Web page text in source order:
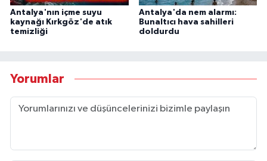
Antalya'nın içme suyu
kaynağı Kırkgöz'de atık
temizliği
Antalya'da nem alarmı:
Bunaltıcı hava sahilleri
doldurdu
Yorumlar